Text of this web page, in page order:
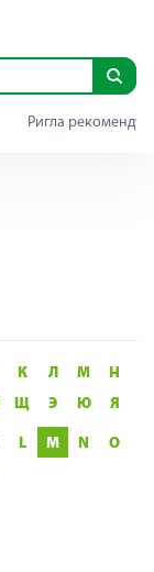
Ригла
К Л М
Н
Щ Э Ю Я
L M N
O